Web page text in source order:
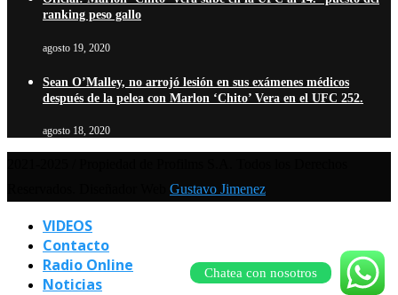
ranking peso gallo
agosto 19, 2020
Sean O’Malley, no arrojó lesión en sus exámenes médicos
después de la pelea con Marlon ‘Chito’ Vera en el UFC 252.
agosto 18, 2020
Gustavo Jimenez
VIDEOS
Contacto
Radio Online
Noticias
Chatea con nosotros